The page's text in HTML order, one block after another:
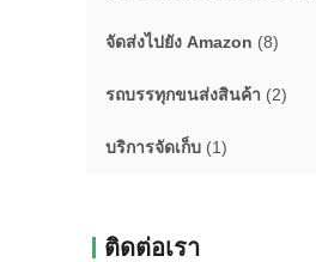
จัดส่งไปยัง Amazon (8)
รถบรรทุกขนส่งสินค้า (2)
บริการจัดเก็บ (1)
ติดต่อเรา